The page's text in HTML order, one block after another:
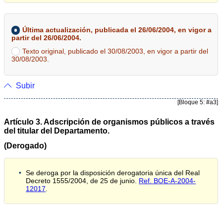
Última actualización, publicada el 26/06/2004, en vigor a
partir del 26/06/2004.
Texto original, publicado el 30/08/2003, en vigor a partir del
30/08/2003.
Subir
[Bloque 5: #a3]
Artículo 3. Adscripción de organismos públicos a través
del titular del Departamento.
(Derogado)
Se deroga por la disposición derogatoria única del Real
Decreto 1555/2004, de 25 de junio. Ref. BOE-A-2004-
12017.